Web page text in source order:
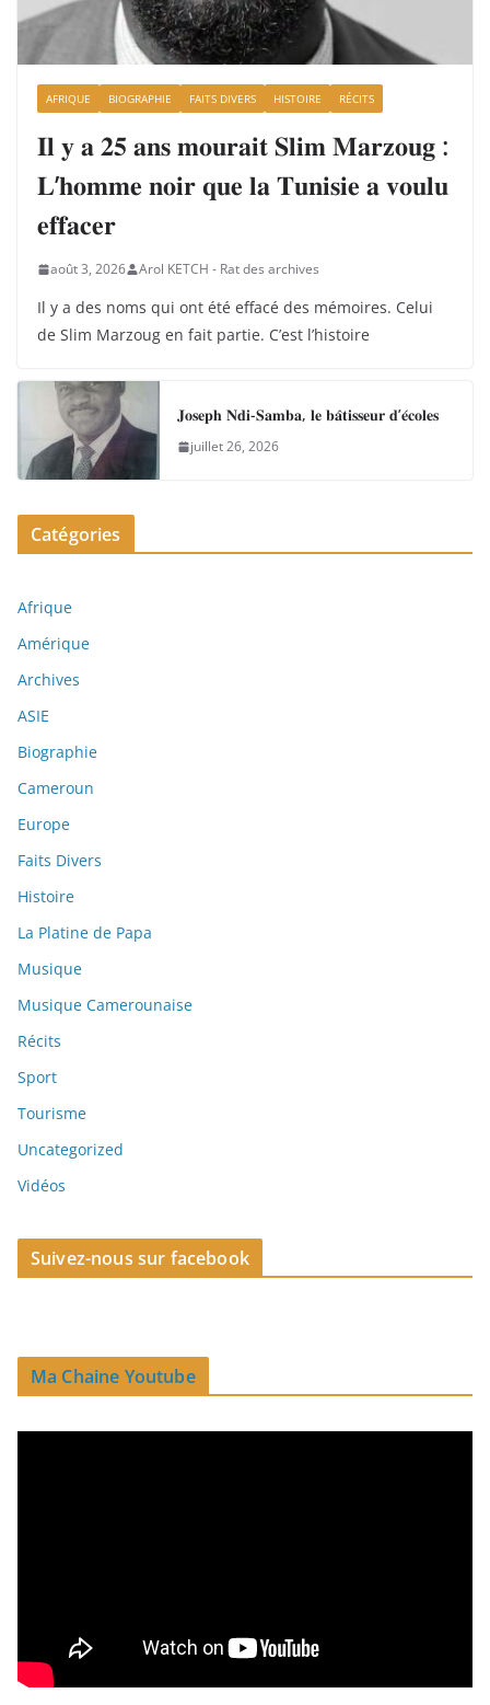
AFRIQUE BIOGRAPHIE FAITS DIVERS HISTOIRE RÉCITS
𝐈𝐥 𝐲 𝐚 𝟐𝟓 𝐚𝐧𝐬 𝐦𝐨𝐮𝐫𝐚𝐢𝐭 𝐒𝐥𝐢𝐦 𝐌𝐚𝐫𝐳𝐨𝐮𝐠 :
𝐋’𝐡𝐨𝐦𝐦𝐞 𝐧𝐨𝐢𝐫 𝐪𝐮𝐞 𝐥𝐚 𝐓𝐮𝐧𝐢𝐬𝐢𝐞 𝐚 𝐯𝐨𝐮𝐥𝐮
𝐞𝐟𝐟𝐚𝐜𝐞𝐫
août 3, 2026 Arol KETCH - Rat des archives
Il y a des noms qui ont été effacé des mémoires. Celui
de Slim Marzoug en fait partie. C’est l’histoire
𝐉𝐨𝐬𝐞𝐩𝐡 𝐍𝐝𝐢-𝐒𝐚𝐦𝐛𝐚, 𝐥𝐞 𝐛𝐚̂𝐭𝐢𝐬𝐬𝐞𝐮𝐫 𝐝’𝐞́𝐜𝐨𝐥𝐞𝐬
juillet 26, 2026
Catégories
Afrique
Amérique
Archives
ASIE
Biographie
Cameroun
Europe
Faits Divers
Histoire
La Platine de Papa
Musique
Musique Camerounaise
Récits
Sport
Tourisme
Uncategorized
Vidéos
Suivez-nous sur facebook
Ma Chaine Youtube